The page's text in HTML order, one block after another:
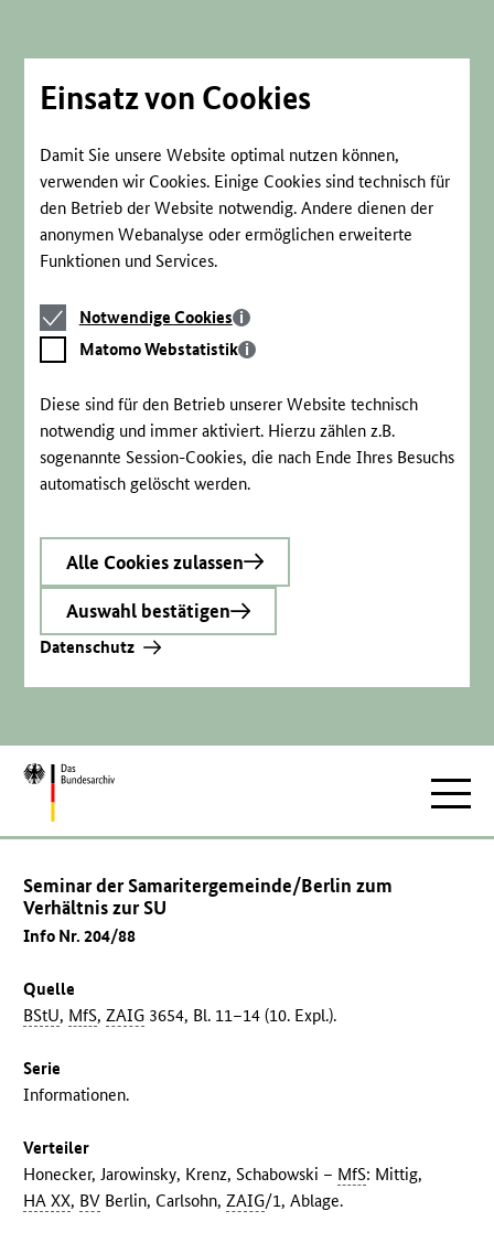
Einsatz von Cookies
Damit Sie unsere Website optimal nutzen können,
verwenden wir Cookies. Einige Cookies sind technisch für
den Betrieb der Website notwendig. Andere dienen der
anonymen Webanalyse oder ermöglichen erweiterte
Funktionen und Services.
Notwendige
Cookies
Notwendige Cookies
Matomo
Webstatistik
Matomo Webstatistik
Diese sind für den Betrieb unserer Website technisch
notwendig und immer aktiviert. Hierzu zählen z.B.
sogenannte Session-Cookies, die nach Ende Ihres Besuchs
automatisch gelöscht werden.
Alle Cookies zulassen
Auswahl bestätigen
Datenschutz
Zur
Seminar der Samaritergemeinde/Berlin zum
Verhältnis zur SU
Info Nr. 204/88
Quelle
BStU, MfS,ZAIG 3654, Bl. 11–14 (10. Expl.).
Serie
Informationen.
Verteiler
Honecker, Jarowinsky, Krenz, Schabowski – MfS: Mittig,
HA XX, BV Berlin, Carlsohn,ZAIG/1, Ablage.